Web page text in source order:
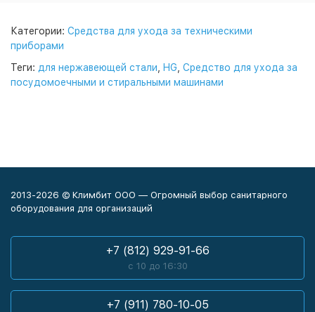
Категории: Средства для ухода за техническими
приборами
Теги: для нержавеющей стали HG Средство для ухода за
посудомоечными и стиральными машинами
2013-2026 © Климбит ООО — Огромный выбор санитарного
оборудования для организаций
+7 (812) 929-91-66
с 10 до 16:30
+7 (911) 780-10-05